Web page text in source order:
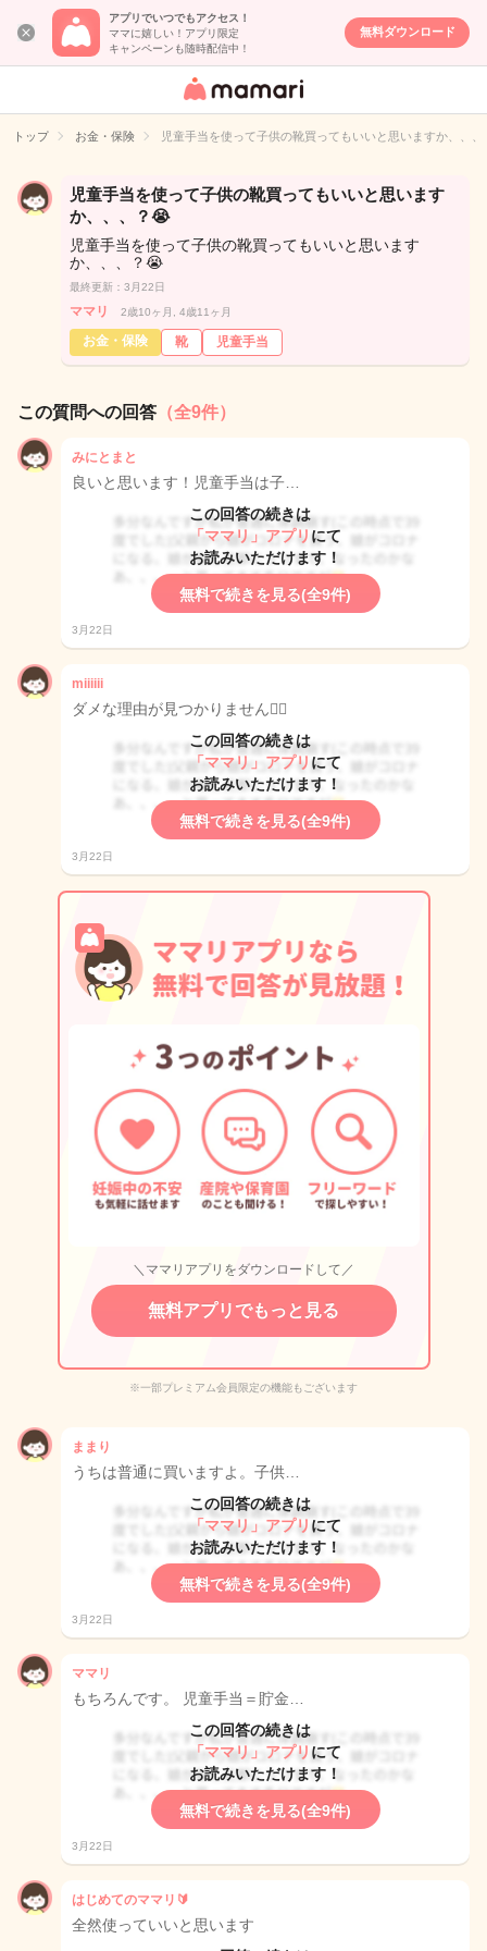
アプリでいつでもアクセス！
ママに嬉しい！アプリ限定
キャンペーンも随時配信中！
無料ダウンロード
女性専用匿名QA
イト
トップ お金・保険 児童手当を使って子供の靴買ってもいいと思いますか、、
児童手当を使って子供の靴買ってもいいと思います
か、、、？😭
児童手当を使って子供の靴買ってもいいと思います
か、、、？😭
最終更新：3月22日
ママリ 2歳10ヶ月, 4歳11ヶ月
お金・保険 靴 児童手当
この質問への回答 （全9件）
みにとまと
良いと思います！児童手当は子…
この回答の続きは
「ママリ」アプリ にて
お読みいただけます！
無料で続きを見る(全9件)
3月22日
miiiiii
ダメな理由が見つかりません🙆‍♀️
この回答の続きは
「ママリ」アプリ にて
お読みいただけます！
無料で続きを見る(全9件)
3月22日
＼ママリアプリをダウンロードして／
無料アプリでもっと見る
※一部プレミアム会員限定の機能もございます
ままり
うちは普通に買いますよ。子供…
この回答の続きは
「ママリ」アプリ にて
お読みいただけます！
無料で続きを見る(全9件)
3月22日
ママリ
もちろんです。 児童手当＝貯金…
この回答の続きは
「ママリ」アプリ にて
お読みいただけます！
無料で続きを見る(全9件)
3月22日
はじめてのママリ🔰
全然使っていいと思います